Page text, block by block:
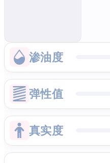
渗油度
弹性值
真实度